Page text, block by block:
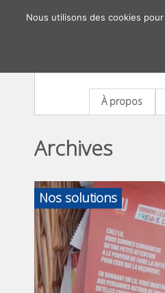
À propos
Archives
Nos solutions
Nous utilisons des cookies